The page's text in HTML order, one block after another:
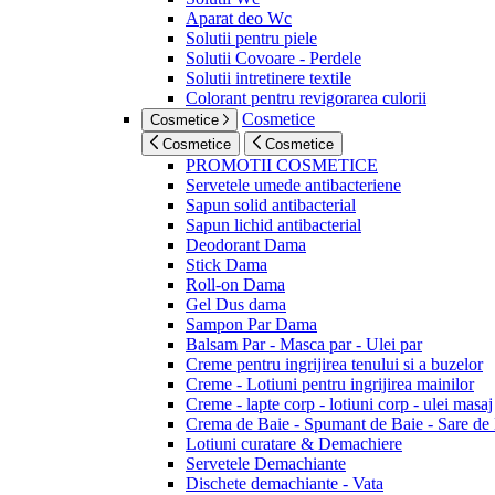
Aparat deo Wc
Solutii pentru piele
Solutii Covoare - Perdele
Solutii intretinere textile
Colorant pentru revigorarea culorii
Cosmetice Cosmetice
Cosmetice Cosmetice
PROMOTII COSMETICE
Servetele umede antibacteriene
Sapun solid antibacterial
Sapun lichid antibacterial
Deodorant Dama
Stick Dama
Roll-on Dama
Gel Dus dama
Sampon Par Dama
Balsam Par - Masca par - Ulei par
Creme pentru ingrijirea tenului si a buzelor
Creme - Lotiuni pentru ingrijirea mainilor
Creme - lapte corp - lotiuni corp - ulei masaj
Crema de Baie - Spumant de Baie - Sare de
Lotiuni curatare & Demachiere
Servetele Demachiante
Dischete demachiante - Vata